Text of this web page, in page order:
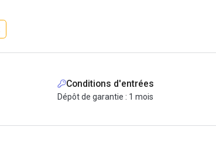
accessibles 24h/24 et 7j/7.
(fibre optique)
pouvant accueillir environ 8 personnes.
Conditions d'entrées
Dépôt de garantie : 1 mois